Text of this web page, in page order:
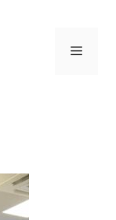
Menu